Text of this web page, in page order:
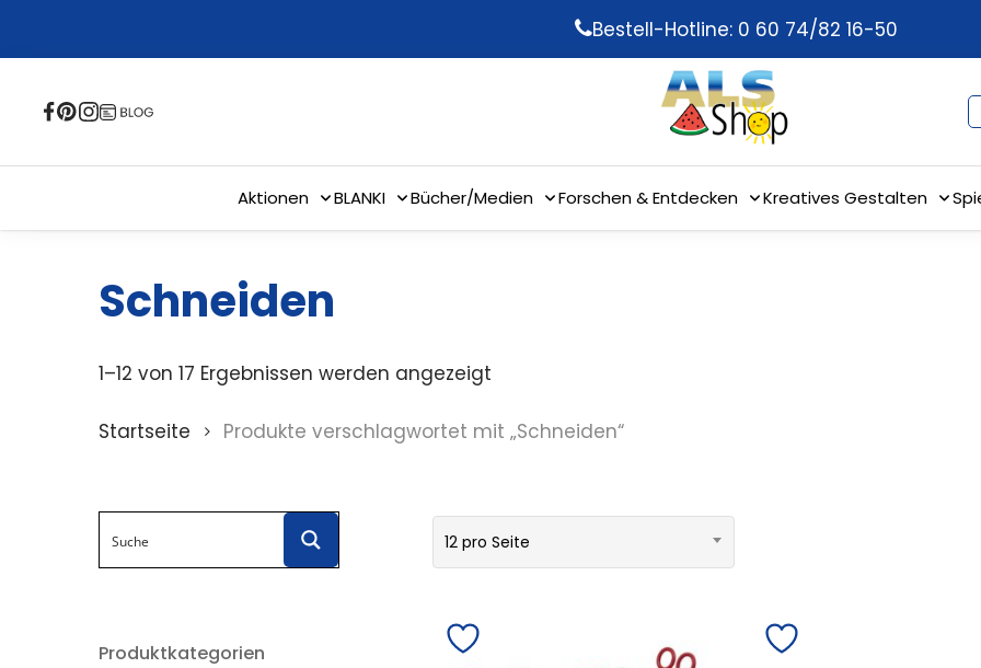
content
Bestell-Hotline: 0 60 74/82 16-50
Aktionen BLANKI Bücher/Medien Forschen & Entdecken Kreatives Gestalten
Schneiden
1–12 von 17 Ergebnissen werden angezeigt
Startseite Produkte verschlagwortet mit „Schneiden“
Produktkategorien
12 pro Seite